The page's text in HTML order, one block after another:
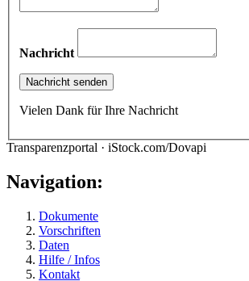
Nachricht
Vielen Dank für Ihre Nachricht
Transparenzportal · iStock.com/Dovapi
Navigation:
Dokumente
Vorschriften
Daten
Hilfe / Infos
Kontakt